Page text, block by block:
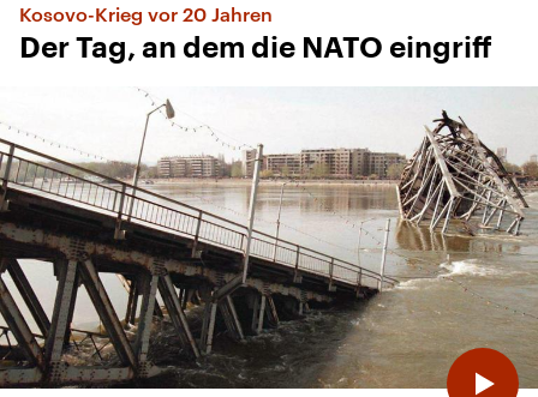
Kosovo-Krieg vor 20 Jahren
Der Tag, an dem die NATO eingriff